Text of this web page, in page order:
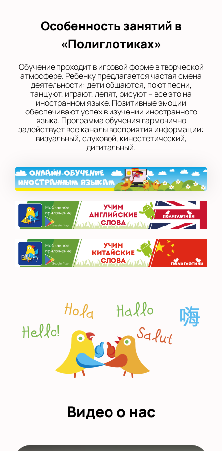
Особенность занятий в
«Полиглотиках»
Обучение проходит в игровой форме в творческой
атмосфере. Ребенку предлагается частая смена
деятельности: дети общаются, поют песни,
танцуют, играют, лепят, рисуют – все это на
иностранном языке. Позитивные эмоции
обеспечивают успех в изучении иностранного
языка. Программа обучения гармонично
задействует все каналы восприятия информации:
визуальный, слуховой, кинестетический,
дигитальный.
Видео о нас